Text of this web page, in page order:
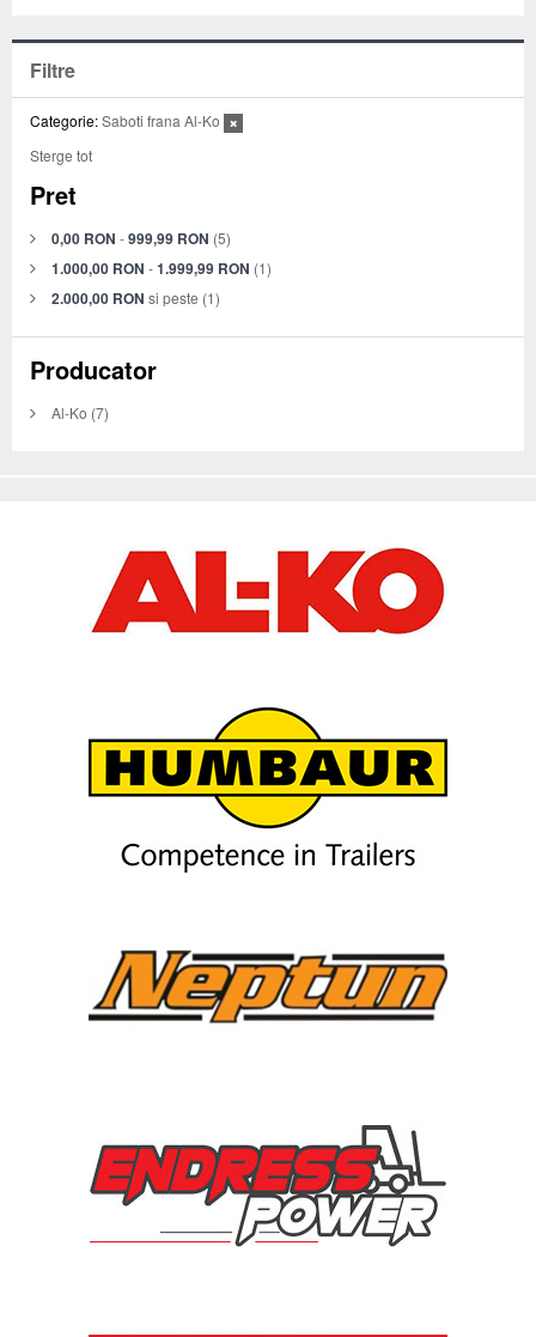
Filtre
Categorie:Saboti frana Al-Ko
Sterge tot
Pret
0,00 RON -999,99 RON (5)
1.000,00 RON -1.999,99 RON (1)
2.000,00 RON si peste (1)
Producator
Al-Ko (7)